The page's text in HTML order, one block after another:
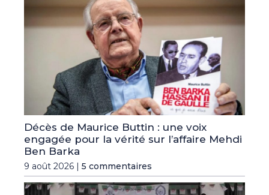
Décès de Maurice Buttin : une voix
engagée pour la vérité sur l’affaire Mehdi
Ben Barka
9 août 2026 | 5 commentaires